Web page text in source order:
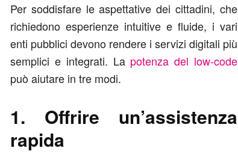
Per soddisfare le aspettative dei cittadini, che
richiedono esperienze intuitive e fluide, i vari
enti pubblici devono rendere i servizi digitali più
semplici e integrati. La potenza del low-code
può aiutare in tre modi.
1. Offrire un’assistenza
rapida